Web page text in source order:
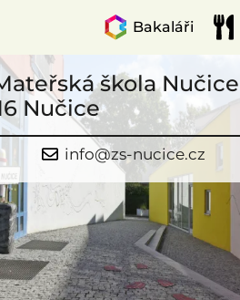
Bakaláři
škola Nučice
Nučice
info@zs-nucice.cz